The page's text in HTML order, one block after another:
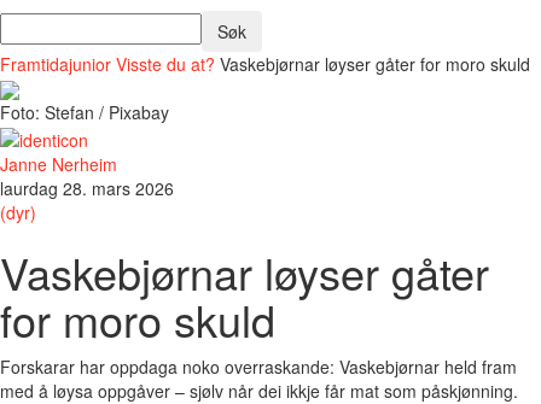
Framtidajunior Visste du at? Vaskebjørnar løyser gåter for moro skuld
Foto: Stefan / Pixabay
Janne Nerheim
laurdag 28. mars 2026
(dyr)
Vaskebjørnar løyser gåter
for moro skuld
Forskarar har oppdaga noko overraskande: Vaskebjørnar held fram
med å løysa oppgåver – sjølv når dei ikkje får mat som påskjønning.